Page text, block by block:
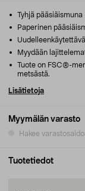
Myymälän varasto
Hakee
Tyhjä
Paperinen
Myydään
Tuote on FSC®-
metsästä.
Lisätietoja
Tuotetiedot